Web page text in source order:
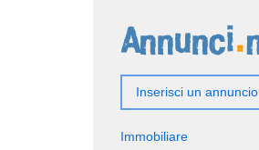
Inserisci un annuncio
Immobiliare